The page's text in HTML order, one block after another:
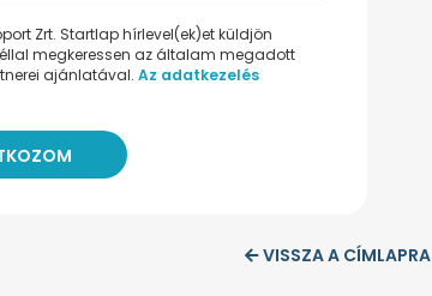
Zrt. Startlap hírlevel(ek)et küldjön
megkeressen az általam megadott
ajánlatával. Az adatkezelés
VISSZA A CÍMLAPRA